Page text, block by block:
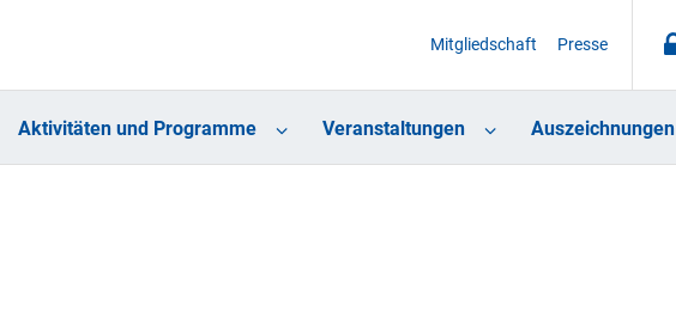
Mitgliedschaft Presse
Aktivitäten und Programme Veranstaltungen Auszeichnungen